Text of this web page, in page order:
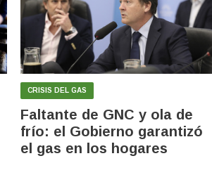
CRISIS DEL GAS
Faltante de GNC y ola de
frío: el Gobierno garantizó
el gas en los hogares